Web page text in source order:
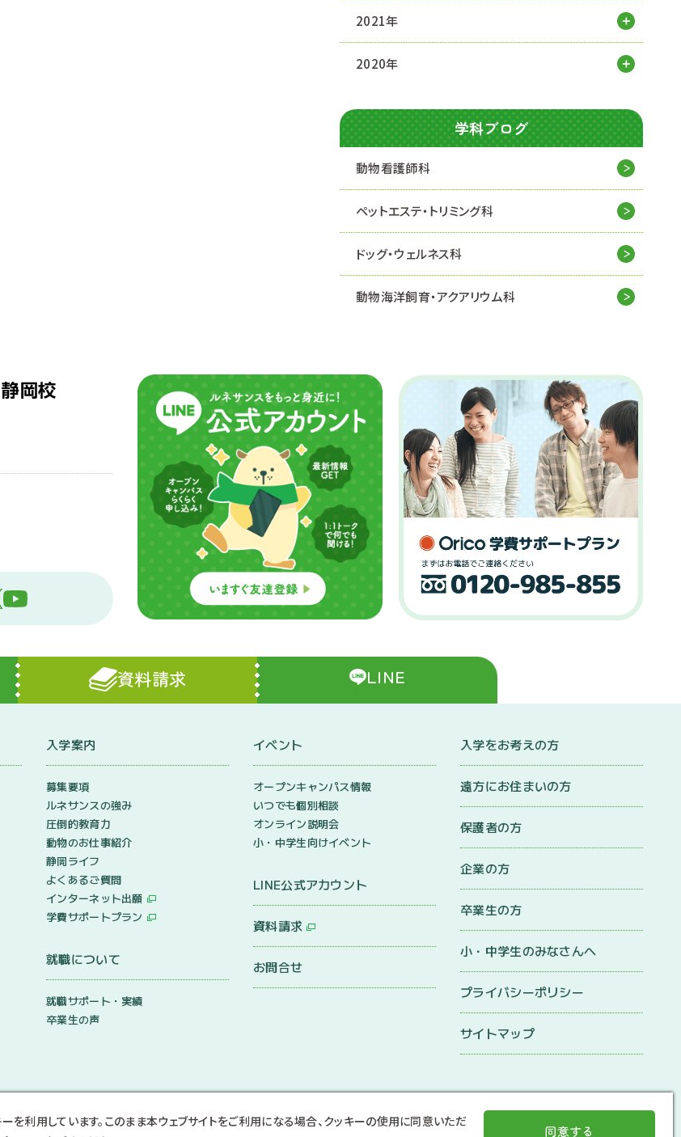
2021年
2020年
学科ブログ
動物看護師科
ペットエステ・トリミング科
ドッグ・ウェルネス科
動物海洋飼育・アクアリウム科
資料請求 LINE
入学案内
募集要項
ルネサンスの強み
圧倒的教育力
動物のお仕事紹介
静岡ライフ
よくあるご質問
インターネット出願
学費サポートプラン
就職について
就職サポート・実績
卒業生の声
イベント
オープンキャンパス情報
いつでも個別相談
オンライン説明会
小・中学生向けイベント
LINE公式アカウント
資料請求
お問合せ
入学をお考えの方
遠方にお住まいの方
保護者の方
企業の方
卒業生の方
小・中学生のみなさんへ
プライバシーポリシー
サイトマップ
利用しています。このまま本ウェブサイトをご利用になる場合、クッキーの使用に同意いただ
同意する